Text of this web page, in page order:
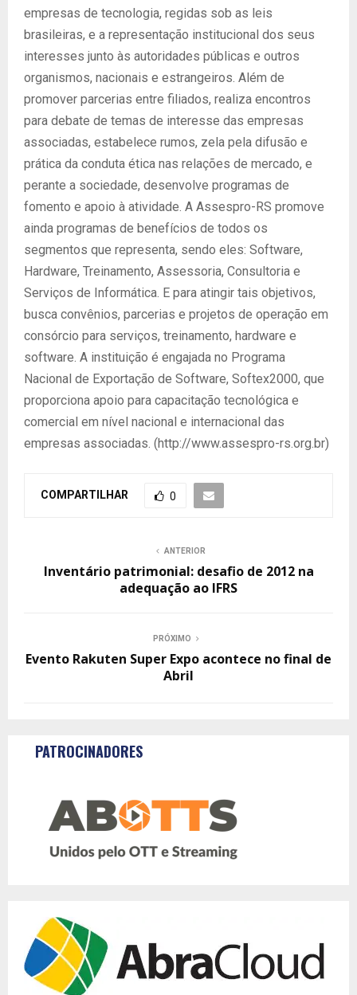
empresas de tecnologia, regidas sob as leis
brasileiras, e a representação institucional dos seus
interesses junto às autoridades públicas e outros
organismos, nacionais e estrangeiros. Além de
promover parcerias entre filiados, realiza encontros
para debate de temas de interesse das empresas
associadas, estabelece rumos, zela pela difusão e
prática da conduta ética nas relações de mercado, e
perante a sociedade, desenvolve programas de
fomento e apoio à atividade. A Assespro-RS promove
ainda programas de benefícios de todos os
segmentos que representa, sendo eles: Software,
Hardware, Treinamento, Assessoria, Consultoria e
Serviços de Informática. E para atingir tais objetivos,
busca convênios, parcerias e projetos de operação em
consórcio para serviços, treinamento, hardware e
software. A instituição é engajada no Programa
Nacional de Exportação de Software, Softex2000, que
proporciona apoio para capacitação tecnológica e
comercial em nível nacional e internacional das
empresas associadas. (http://www.assespro-rs.org.br)
COMPARTILHAR 0
ANTERIOR
Inventário patrimonial: desafio de 2012 na
adequação ao IFRS
PRÓXIMO
Evento Rakuten Super Expo acontece no final de
Abril
PATROCINADORES